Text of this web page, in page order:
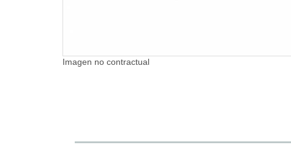
Imagen no contractual